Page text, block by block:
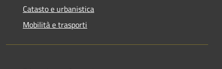
Catasto e urbanistica
Mobilità e trasporti